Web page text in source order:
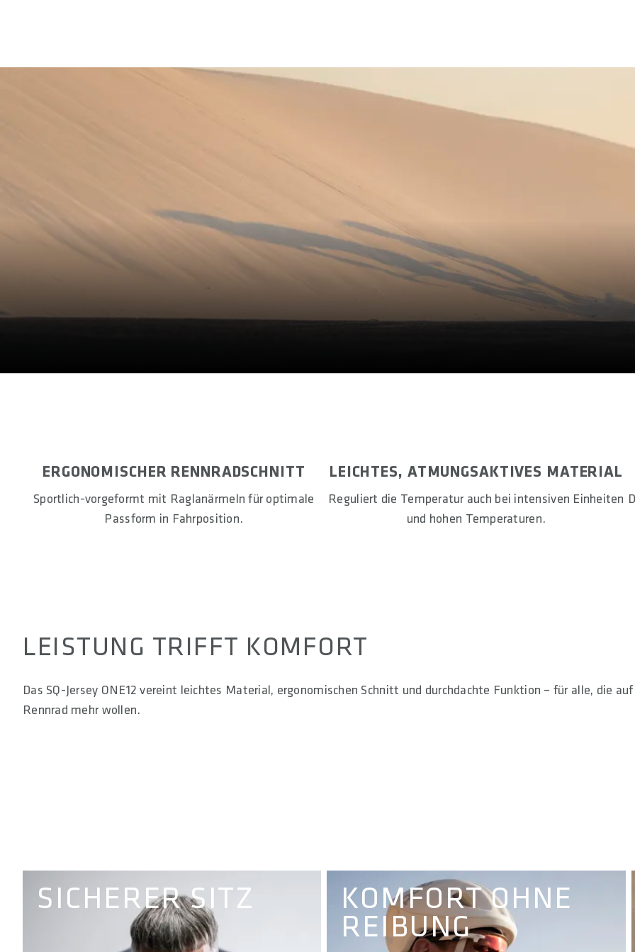
ERGONOMISCHER RENNRADSCHNITT
Sportlich-vorgeformt mit Raglanärmeln für optimale
Passform in Fahrposition.
LEICHTES, ATMUNGSAKTIVES MATERIAL
Reguliert die Temperatur auch bei intensiven Einheiten
und hohen Temperaturen.
LEISTUNG TRIFFT KOMFORT
Das SQ-Jersey ONE12 vereint leichtes Material, ergonomischen Schnitt und durchdachte Funktion – für alle, die
Rennrad mehr wollen.
SICHERER SITZ KOMFORT OHNE
REIBUNG